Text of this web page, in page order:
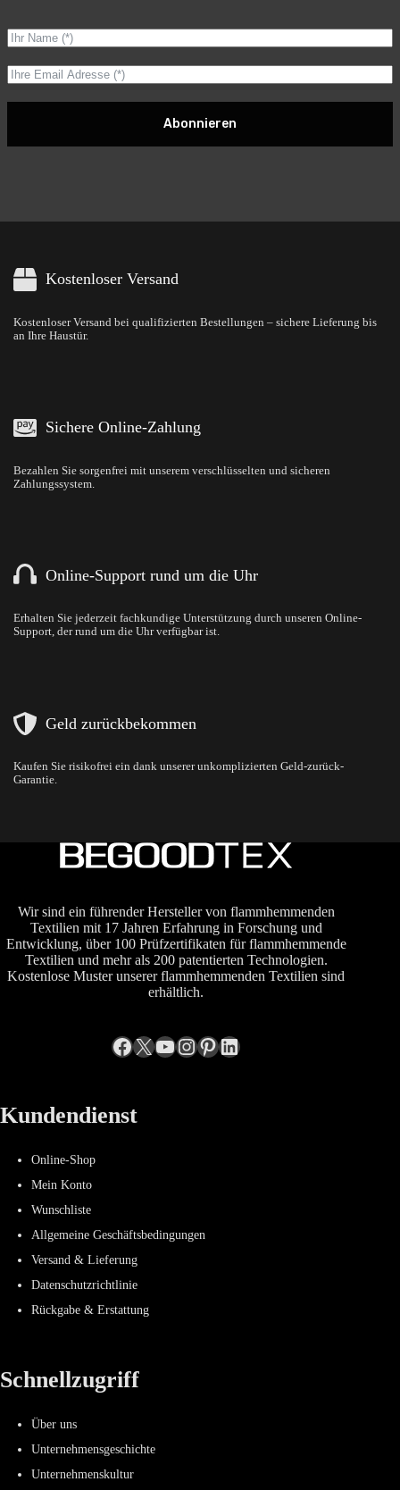
Abonnieren
Kostenloser Versand
Kostenloser Versand bei qualifizierten Bestellungen – sichere Lieferung bis
an Ihre Haustür.
Sichere Online-Zahlung
Bezahlen Sie sorgenfrei mit unserem verschlüsselten und sicheren
Zahlungssystem.
Online-Support rund um die Uhr
Erhalten Sie jederzeit fachkundige Unterstützung durch unseren Online-
Support, der rund um die Uhr verfügbar ist.
Geld zurückbekommen
Kaufen Sie risikofrei ein dank unserer unkomplizierten Geld-zurück-
Garantie.
Wir sind ein führender Hersteller von flammhemmenden
Textilien mit 17 Jahren Erfahrung in Forschung und
Entwicklung, über 100 Prüfzertifikaten für flammhemmende
Textilien und mehr als 200 patentierten Technologien.
Kostenlose Muster unserer flammhemmenden Textilien sind
erhältlich.
Facebook
X YouTube
Instagram
Pinterest
LinkedIn
Kundendienst
Online-Shop
Mein Konto
Wunschliste
Allgemeine Geschäftsbedingungen
Versand & Lieferung
Datenschutzrichtlinie
Rückgabe & Erstattung
Schnellzugriff
Über uns
Unternehmensgeschichte
Unternehmenskultur